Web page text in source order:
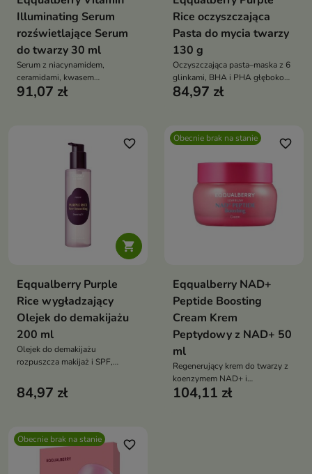
Illuminating Serum
rozświetlające Serum
do twarzy 30 ml
Serum z niacynamidem,
ceramidami, kwasem
traneksamowym i witaminami
antyoksydacyjnie, redukuje
przebarwienia i stany zapalne,
blask i zdrowy wygląd
91,07 zł
Rice oczyszczająca
Pasta do mycia twarzy
130 g
Oczyszczająca pasta–maska z 6
glinkami, BHA i PHA głęboko
oczyszcza i matuje,
84,97 zł

favorite_border
Eqqualberry Purple
Rice wygładzający
Olejek do demakijażu
200 ml
Olejek do demakijażu
rozpuszcza makijaż i SPF,
reguluje sebum, emulguje z
wodą i pozostawia skórę
84,97 zł
Obecnie brak na stanie favorite_border
Eqqualberry NAD+
Peptide Boosting
Cream Krem
Peptydowy z NAD+ 50
ml
Regenerujący krem do twarzy z
koenzymem NAD+ i
kompleksem peptydów, który
104,11 zł
Obecnie brak na stanie favorite_border